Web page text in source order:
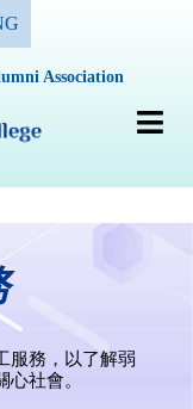
Association
服務，以了解弱
社會。